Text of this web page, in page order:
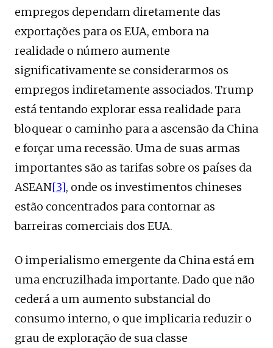
empregos dependam diretamente das
exportações para os EUA, embora na
realidade o número aumente
significativamente se considerarmos os
empregos indiretamente associados. Trump
está tentando explorar essa realidade para
bloquear o caminho para a ascensão da China
e forçar uma recessão. Uma de suas armas
importantes são as tarifas sobre os países da
ASEAN[3], onde os investimentos chineses
estão concentrados para contornar as
barreiras comerciais dos EUA.
O imperialismo emergente da China está em
uma encruzilhada importante. Dado que não
cederá a um aumento substancial do
consumo interno, o que implicaria reduzir o
grau de exploração de sua classe